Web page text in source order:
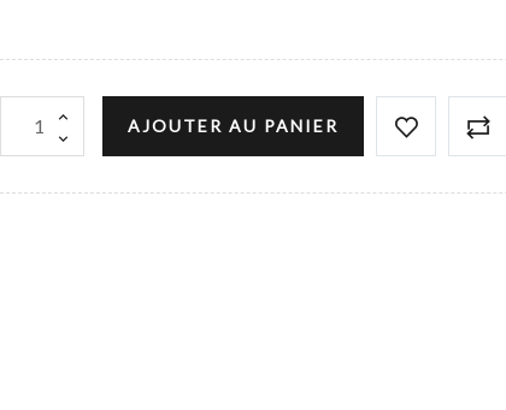
AJOUTER AU PANIER